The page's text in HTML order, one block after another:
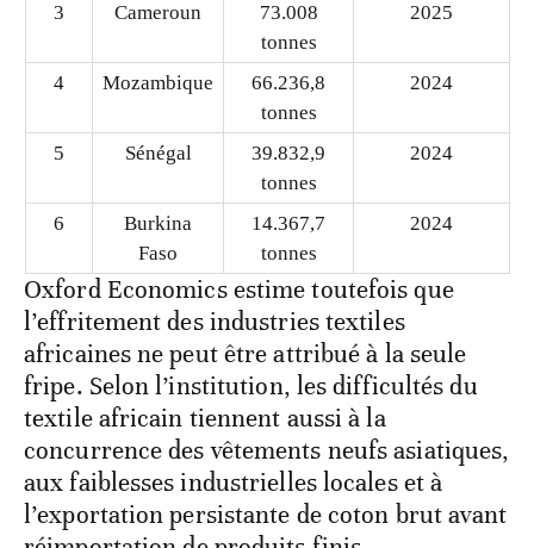
3 Cameroun
73.008
tonnes
2025
4 Mozambique
66.236,8
tonnes
2024
5 Sénégal
39.832,9
tonnes
2024
6
Burkina
Faso
14.367,7
tonnes
2024
Oxford Economics estime toutefois que
l’effritement des industries textiles
africaines ne peut être attribué à la seule
fripe. Selon l’institution, les difficultés du
textile africain tiennent aussi à la
concurrence des vêtements neufs asiatiques,
aux faiblesses industrielles locales et à
l’exportation persistante de coton brut avant